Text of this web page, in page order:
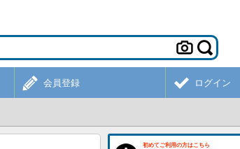
会員登録 ログイン
初めてご利用の方はこちら